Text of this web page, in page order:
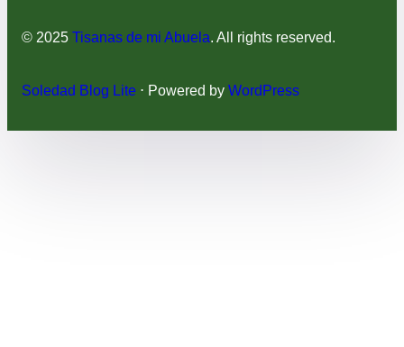
© 2025 Tisanas de mi Abuela. All rights reserved.
Soledad Blog Lite ⋅ Powered by WordPress